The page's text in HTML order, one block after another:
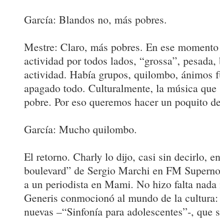
García: Blandos no, más pobres.
Mestre: Claro, más pobres. En ese
actividad por todos lados, “grossa”, pesada,
actividad. Había grupos, quilombo, ánimos
apagado todo. Culturalmente, la música que
pobre. Por eso queremos hacer un poquito
García: Mucho quilombo.
El retorno. Charly lo dijo, casi sin decirlo,
boulevard” de Sergio Marchi en FM
a un periodista en Mami. No hizo falta
Generis conmocionó al mundo de la
nuevas –“Sinfonía para adolescentes”-, que